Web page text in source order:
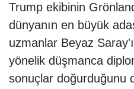
Trump ekibinin
dünyanın en büyük
uzmanlar Beyaz
yönelik düşmanca
sonuçlar doğurduğunu